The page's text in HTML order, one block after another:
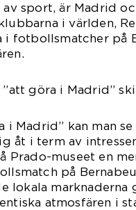
sport, är Madrid
i världen,
i fotbollsmatcher på
göra i Madrid”
i Madrid” kan man
åt i term av
Prado-museet en
på
lokala marknaderna
atmosfären i